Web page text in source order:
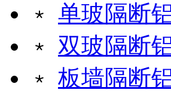
﹡ 单玻隔断
﹡ 双玻隔断
﹡ 板墙隔断